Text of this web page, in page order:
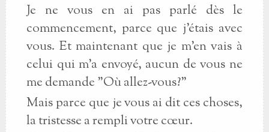
Je ne vous en ai pas parlé dès le
commencement, parce que j'étais avec
vous. Et maintenant que je m'en vais à
celui qui m'a envoyé, aucun de vous ne
me demande "Où allez-vous?"
Mais parce que je vous ai dit ces choses,
la tristesse a rempli votre cœur.